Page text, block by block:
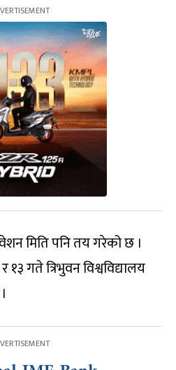
मिति पनि तय गरेको छ ।
गते त्रिभुवन विश्वविद्यालय